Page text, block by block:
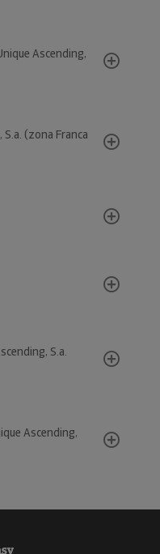
Ascending,
S.a. (zona Franca
S.a.
Ascending,